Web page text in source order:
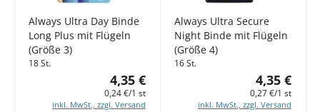
Always Ultra Day Binde
Long Plus mit Flügeln
(Größe 3)
18 St.
4,35 €
0,24 €/1 st
inkl. MwSt., zzgl. Versand
Always Ultra Secure
Night Binde mit Flügeln
(Größe 4)
16 St.
4,35 €
0,27 €/1 st
inkl. MwSt., zzgl. Versand